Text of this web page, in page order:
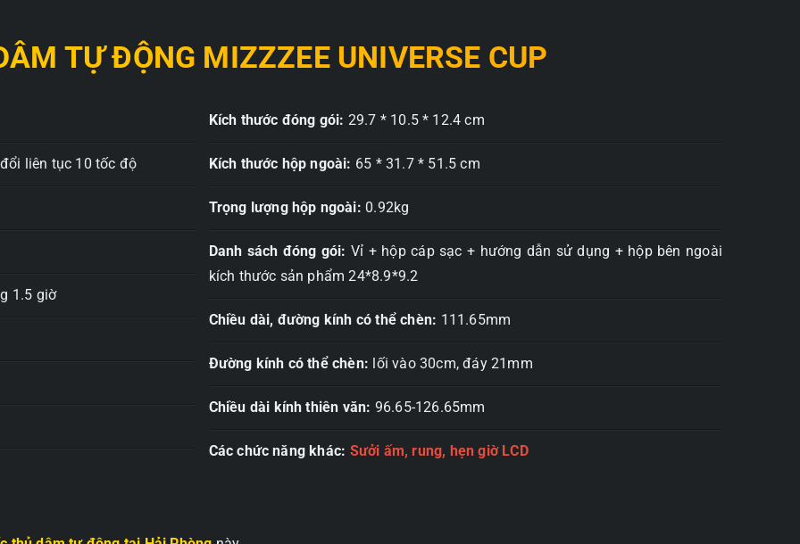
TỰ ĐỘNG MIZZZEE UNIVERSE CUP
liên tục 10 tốc độ
1.5 giờ
Kích thước đóng gói: 29.7 * 10.5 * 12.4 cm
Kích thước hộp ngoài: 65 * 31.7 * 51.5 cm
Trọng lượng hộp ngoài: 0.92kg
Danh sách đóng gói: Vỉ + hộp cáp sạc + hướng dẫn sử dụng + hộp bên ngoài
kích thước sản phẩm 24*8.9*9.2
Chiều dài, đường kính có thể chèn: 111.65mm
Đường kính có thể chèn: lối vào 30cm, đáy 21mm
Chiều dài kính thiên văn: 96.65-126.65mm
Các chức năng khác: Sưởi ấm, rung, hẹn giờ LCD